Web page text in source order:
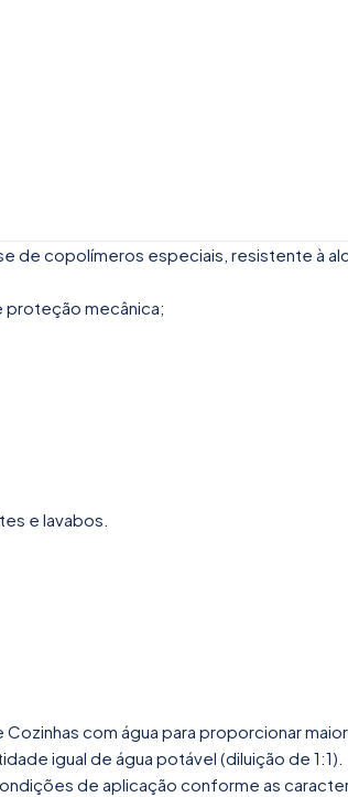
de copolímeros especiais, resistente à
mecânica;
e lavabos.
com água para proporcionar
igual de água potável (diluição de 1:1).
de aplicação conforme as